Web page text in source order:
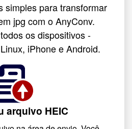
simples para transformar
jpg com o AnyConv.
os dispositivos -
iPhone e Android.
arquivo HEIC